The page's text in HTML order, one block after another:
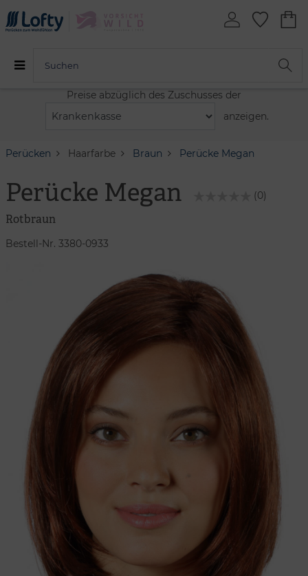
Preise abzüglich des Zuschusses der
anzeigen.
Perücken Haarfarbe Braun Perücke Megan
Perücke Megan (0)
Rotbraun
Bestell-Nr. 3380-0933